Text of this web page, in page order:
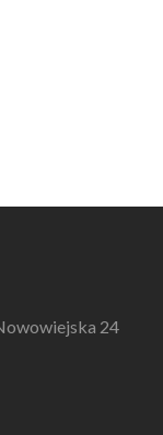
24